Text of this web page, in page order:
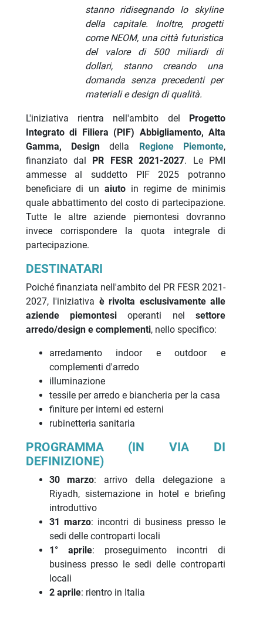
stanno ridisegnando lo skyline
della capitale. Inoltre, progetti
come NEOM, una città futuristica
del valore di 500 miliardi di
dollari, stanno creando una
domanda senza precedenti per
materiali e design di qualità.
L'iniziativa rientra nell'ambito del
Progetto
Integrato di Filiera (PIF) Abbigliamento, Alta
Gamma, Designdella Regione Piemonte,
finanziato dal
PR FESR 2021-2027. Le PMI
ammesse al suddetto PIF 2025 potranno
beneficiare di un aiutoin regime de minimis
quale abbattimento del costo di partecipazione.
Tutte le altre aziende piemontesi dovranno
invece corrispondere la quota integrale di
partecipazione.
DESTINATARI
Poiché finanziata nell'ambito del PR FESR 2021-
2027, l'iniziativa è rivolta esclusivamente alle
aziende piemontesioperanti nelsettore
arredo/design e complementi, nello specifico:
arredamento indoor e outdoor e
complementi d'arredo
illuminazione
tessile per arredo e biancheria per la casa
finiture per interni ed esterni
rubinetteria sanitaria
PROGRAMMA (IN VIA DI
DEFINIZIONE)
30 marzo: arrivo della delegazione a
Riyadh, sistemazione in hotel e briefing
introduttivo
31 marzo: incontri di business presso le
sedi delle controparti locali
1° aprile: proseguimento incontri di
business presso le sedi delle controparti
locali
2 aprile: rientro in Italia